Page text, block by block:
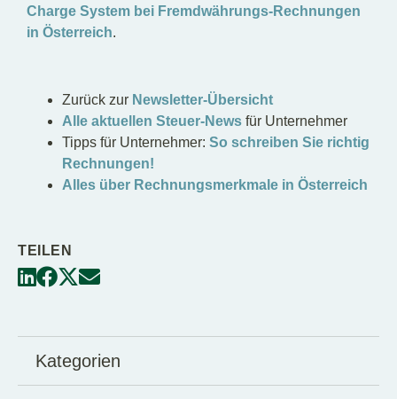
Charge System bei Fremdwährungs-Rechnungen
in Österreich.
Zurück zur Newsletter-Übersicht
Alle aktuellen Steuer-News für Unternehmer
Tipps für Unternehmer: So schreiben Sie richtig
Rechnungen!
Alles über Rechnungsmerkmale in Österreich
TEILEN
Kategorien